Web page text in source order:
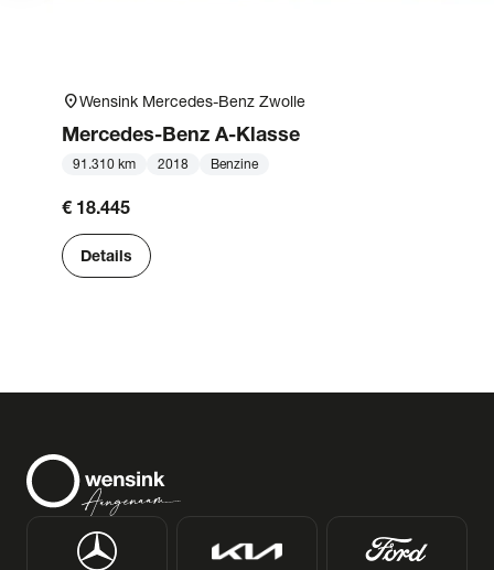
location_onWensink Mercedes-Benz Zwolle
Mercedes-Benz A-Klasse
91.310 km 2018 Benzine
€ 18.445
Details